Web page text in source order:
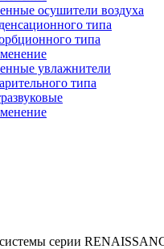
осушители воздуха
типа
типа
увлажнители
типа
серии